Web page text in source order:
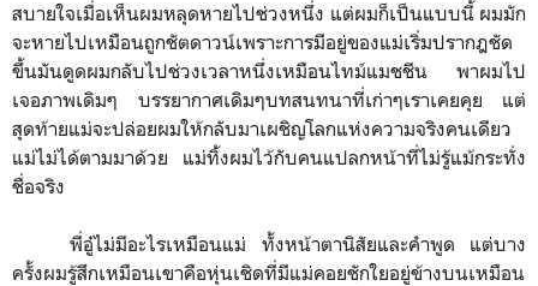
สบายใจเมื่อเห็นผมหลุดหายไปช่วงหนึ่ง แต่ผมก็เป็นแบบนี้ ผมมัก
จะหายไปเหมือนถูกชัตดาวน์เพราะการมีอยู่ของแม่เริ่มปรากฎชัด
ขึ้นมันดูดผมกลับไปช่วงเวลาหนึ่งเหมือนไทม์แมชชีน พาผมไป
เจอภาพเดิมๆ บรรยากาศเดิมๆบทสนทนาที่เก่าๆเราเคยคุย แต่
สุดท้ายแม่จะปล่อยผมให้กลับมาเผชิญโลกแห่งความจริงคนเดียว
แม่ไม่ได้ตามมาด้วย แม่ทิ้งผมไว้กับคนแปลกหน้าที่ไม่รู้แม้กระทั่ง
ชื่อจริง
พี่อู๋ไม่มีอะไรเหมือนแม่ ทั้งหน้าตานิสัยและคำพูด แต่บาง
ครั้งผมรู้สึกเหมือนเขาคือหุ่นเชิดที่มีแม่คอยชักใยอยู่ข้างบนเหมือน